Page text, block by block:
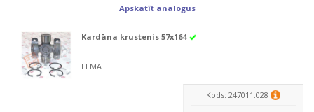
Apskatīt analogus
Kardāna krustenis 57x164
LEMA
Kods: 247011.028